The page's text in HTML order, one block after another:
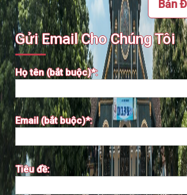
Bản
Gửi Email Cho Chúng Tôi
Họ tên (bắt buộc)*:
Email (bắt buộc)*:
Tiêu đề: